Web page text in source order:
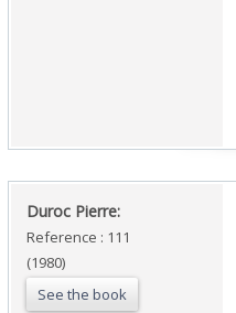
‎Duroc Pierre: ‎
Reference : 111
(1980)
See the book